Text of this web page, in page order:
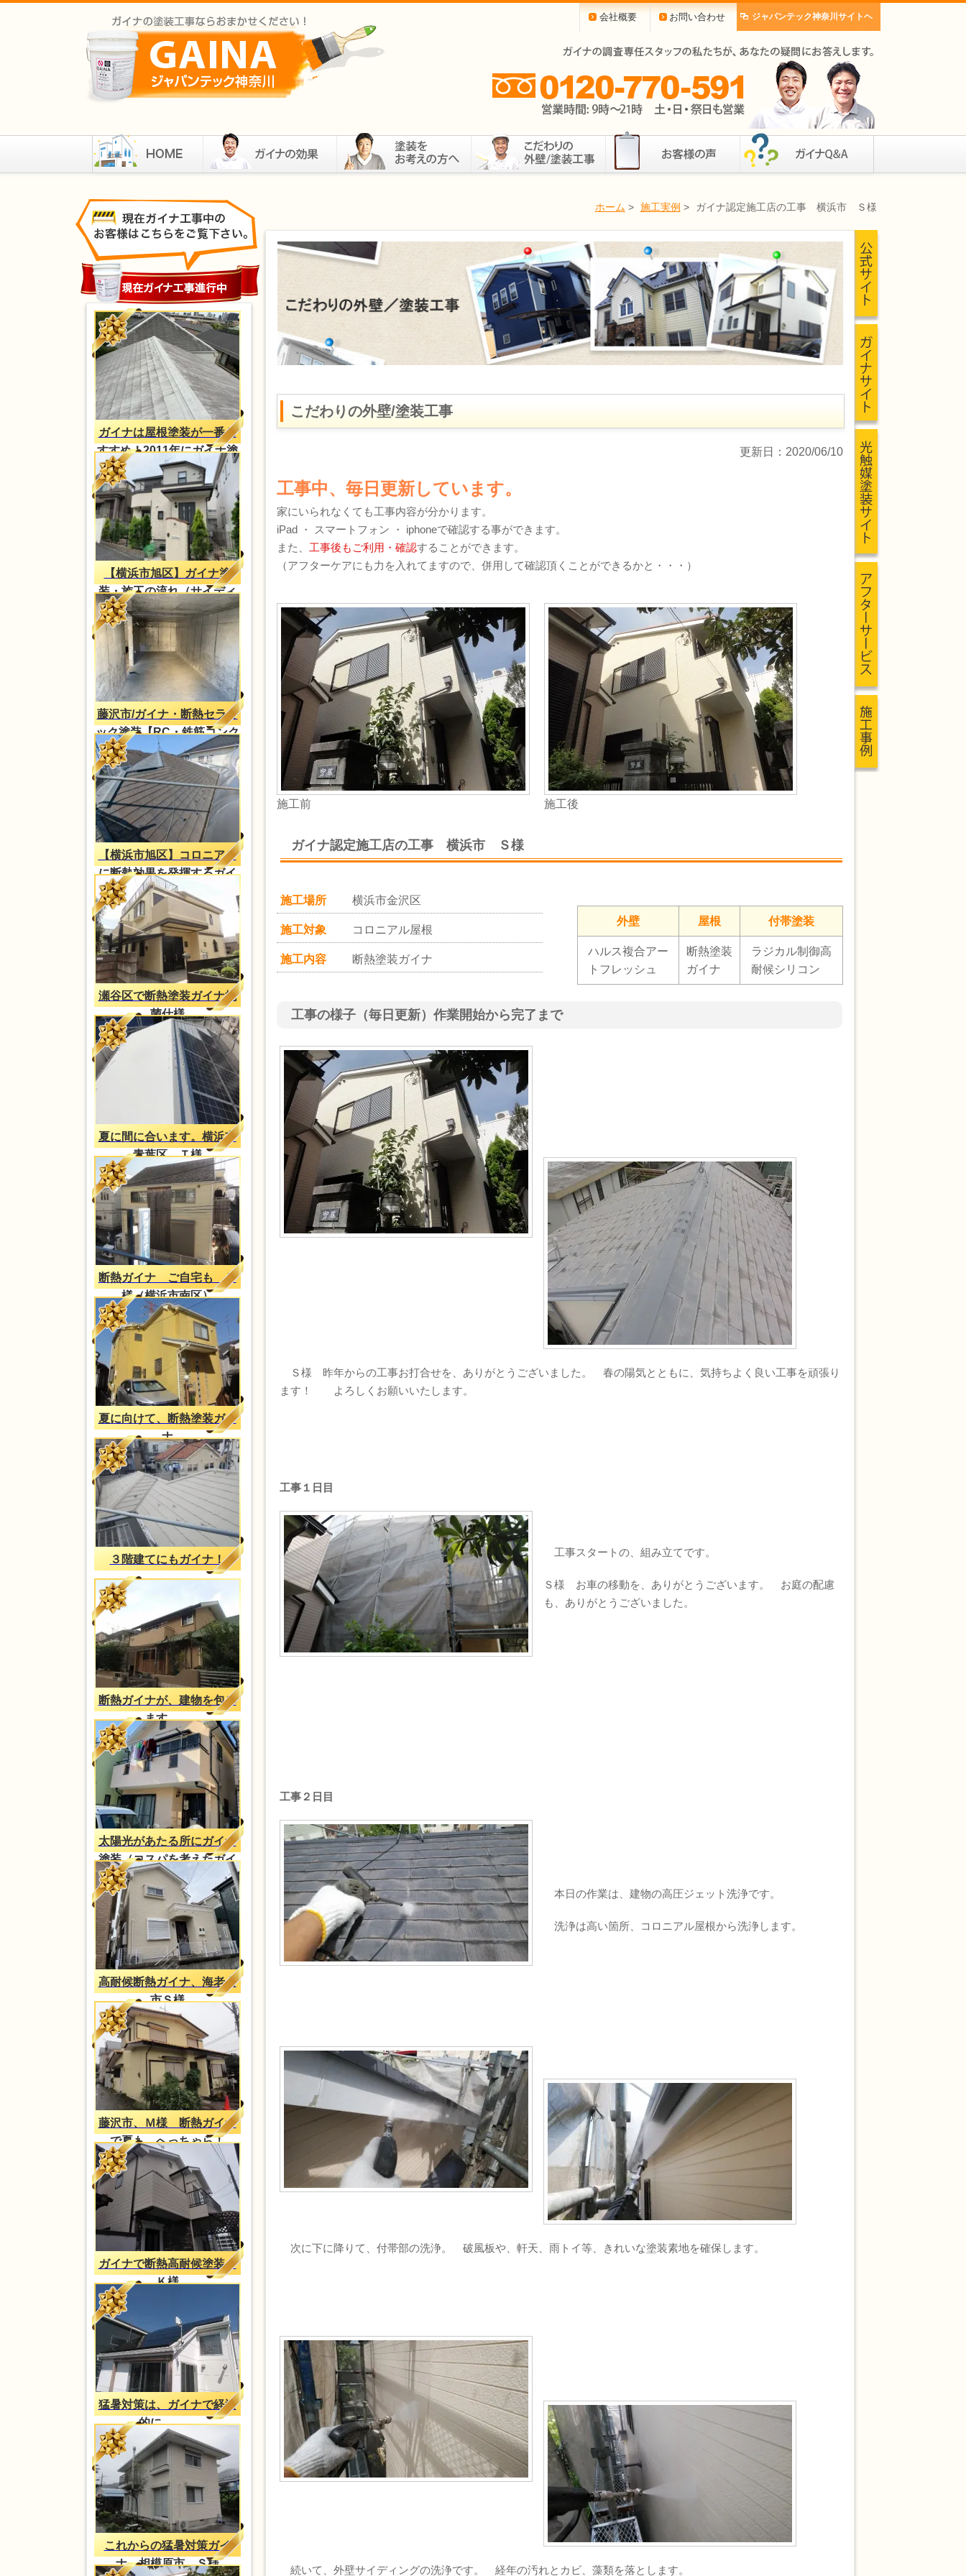
会社概要 お問い合わせ ジャパンテック神奈川サイトヘ
ホーム > 施工実例 > ガイナ認定施工店の工事 横浜市 Ｓ様
ガイナは屋根塗装が一番お
すすめ！2011年にガイナ塗
装・2023年再塗装（H様
邸）
【横浜市旭区】ガイナ塗
装・施工の流れ（サイディ
ング外壁）
藤沢市/ガイナ・断熱セラミ
ック塗装【RC・鉄筋コンク
リートの結露対策】
【横浜市旭区】コロニアル
に断熱効果を発揮するガイ
ナ塗装
瀬谷区で断熱塗装ガイナ抗
菌仕様
夏に間に合います。横浜市
青葉区 Ｔ様
断熱ガイナ ご自宅も Ｔ
様（横浜市南区）
夏に向けて、断熱塗装ガイ
ナ
３階建てにもガイナ！
断熱ガイナが、建物を包み
ます。。
太陽光があたる所にガイナ
塗装（コスパを考えたガイ
ナ塗装）
高耐候断熱ガイナ、海老名
市Ｓ様
藤沢市、Ｍ様 断熱ガイナ
で夏も、へっちゃら！
ガイナで断熱高耐候塗装、
Ｋ様
猛暑対策は、ガイナで経済
的に。。。
これからの猛暑対策ガイ
ナ 相模原市 Ｓ様
こだわりの外壁/塗装工事
更新日：2020/06/10
工事中、毎日更新しています。
家にいられなくても工事内容が分かります。
iPad ・ スマートフォン ・ iphoneで確認する事ができます。
また、 工事後もご利用・確認することができます。
（アフターケアにも力を入れてますので、併用して確認頂くことができるかと・・・）
施工前 施工後
ガイナ認定施工店の工事 横浜市 Ｓ様
施工場所 横浜市金沢区
施工対象 コロニアル屋根
施工内容 断熱塗装ガイナ
外壁 屋根 付帯塗装
ハルス複合アー
トフレッシュ
断熱塗装
ガイナ
ラジカル制御高
耐候シリコン
工事の様子（毎日更新）作業開始から完了まで
Ｓ様 昨年からの工事お打合せを、ありがとうございました。 春の陽気とともに、気持ちよく良い工事を頑張り
ます！ よろしくお願いいたします。
工事１日目
工事スタートの、組み立てです。
Ｓ様 お車の移動を、ありがとうございます。 お庭の配慮
も、ありがとうございました。
工事２日目
本日の作業は、建物の高圧ジェット洗浄です。
洗浄は高い箇所、コロニアル屋根から洗浄します。
次に下に降りて、付帯部の洗浄。 破風板や、軒天、雨トイ等、きれいな塗装素地を確保します。
続いて、外壁サイディングの洗浄です。 経年の汚れとカビ、藻類を落とします。